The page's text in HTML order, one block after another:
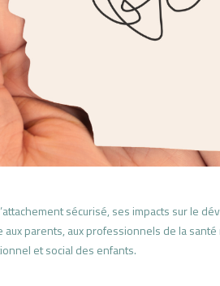
sécurisé, ses impacts sur le
parents, aux professionnels de la
et social des enfants.